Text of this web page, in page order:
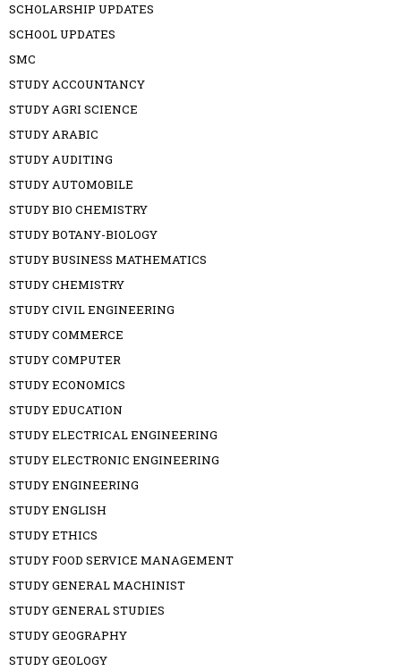
SCHOLARSHIP UPDATES
SCHOOL UPDATES
SMC
STUDY ACCOUNTANCY
STUDY AGRI SCIENCE
STUDY ARABIC
STUDY AUDITING
STUDY AUTOMOBILE
STUDY BIO CHEMISTRY
STUDY BOTANY-BIOLOGY
STUDY BUSINESS MATHEMATICS
STUDY CHEMISTRY
STUDY CIVIL ENGINEERING
STUDY COMMERCE
STUDY COMPUTER
STUDY ECONOMICS
STUDY EDUCATION
STUDY ELECTRICAL ENGINEERING
STUDY ELECTRONIC ENGINEERING
STUDY ENGINEERING
STUDY ENGLISH
STUDY ETHICS
STUDY FOOD SERVICE MANAGEMENT
STUDY GENERAL MACHINIST
STUDY GENERAL STUDIES
STUDY GEOGRAPHY
STUDY GEOLOGY